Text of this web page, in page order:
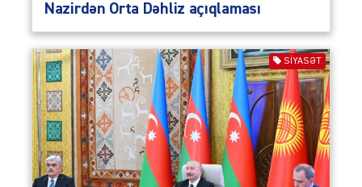
Nazirdən Orta Dəhliz açıqlaması
SIYASƏT